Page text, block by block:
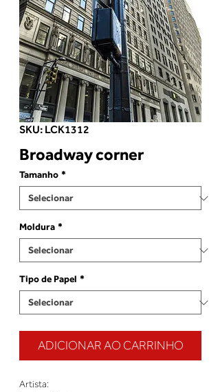
SKU: LCK1312
Broadway corner
Tamanho *
Moldura *
Tipo de Papel *
ADICIONAR AO CARRINHO
Artista: